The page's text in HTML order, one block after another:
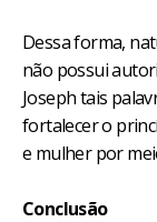
Dessa forma,
não possui
Joseph tais
fortalecer o
e mulher por
Conclusão